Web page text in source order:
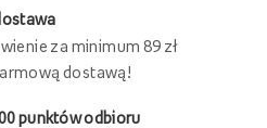
za minimum 89 zł
dostawą!
punktów odbioru